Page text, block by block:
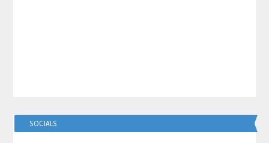
SOCIALS